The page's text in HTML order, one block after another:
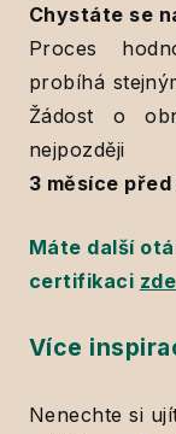
Chystáte se
Proces
probíhá
Žádost o
nejpozději
3 měsíce
Máte další
certifikaci
Více
Nenechte si